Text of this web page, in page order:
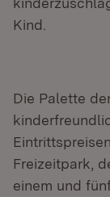
Kind.
Die Palette
Freizeitpark,
einem und